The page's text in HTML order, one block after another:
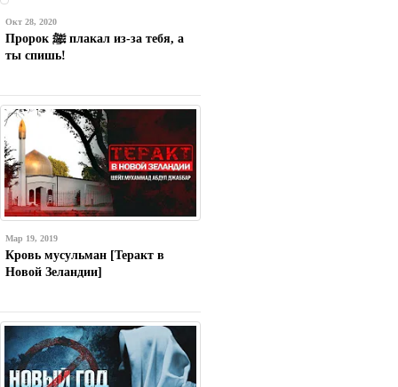
Окт 28, 2020
Пророк ﷺ плакал из-за тебя, а
ты спишь!
Мар 19, 2019
Кровь мусульман [Теракт в
Новой Зеландии]